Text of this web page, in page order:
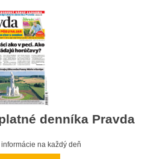
denníka Pravda
na každý deň